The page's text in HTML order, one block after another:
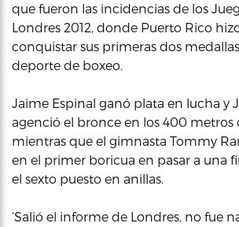
que fueron las incidencias de los
Londres 2012, donde Puerto Rico
conquistar sus primeras dos
deporte de boxeo.
Jaime Espinal ganó plata en lucha y
agenció el bronce en los 400 metros
mientras que el gimnasta Tommy
en el primer boricua en pasar a una
el sexto puesto en anillas.
‘Salió el informe de Londres, no fue